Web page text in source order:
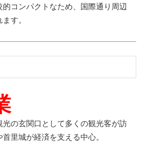
的コンパクトなため、国際通り周辺
す。
光の玄関口として多くの観光客が訪
里城が経済を支える中心。